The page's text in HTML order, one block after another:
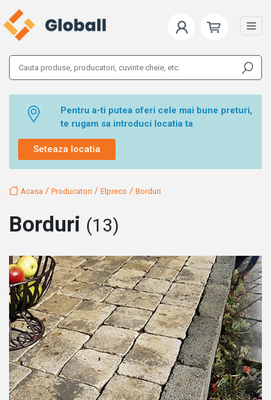
Pentru a-ti putea oferi cele mai bune preturi,
te rugam sa introduci locatia ta
Seteaza locatia
Acasa /Producatori /Elpreco /Borduri
Borduri (13)